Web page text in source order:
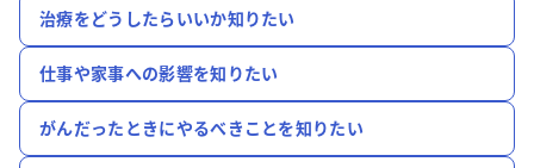
治療をどうしたらいいか知りたい
仕事や家事への影響を知りたい
がんだったときにやるべきことを知りたい